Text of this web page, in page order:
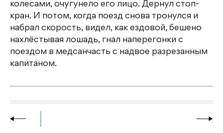
колесами, очугунело его лицо. Дернул стоп-
кран. И потом, когда поезд снова тронулся и
набрал скорость, видел, как ездовой, бешено
нахлёстывая лошадь, гнал наперегонки с
поездом в медсанчасть с надвое разрезанным
капитаном.